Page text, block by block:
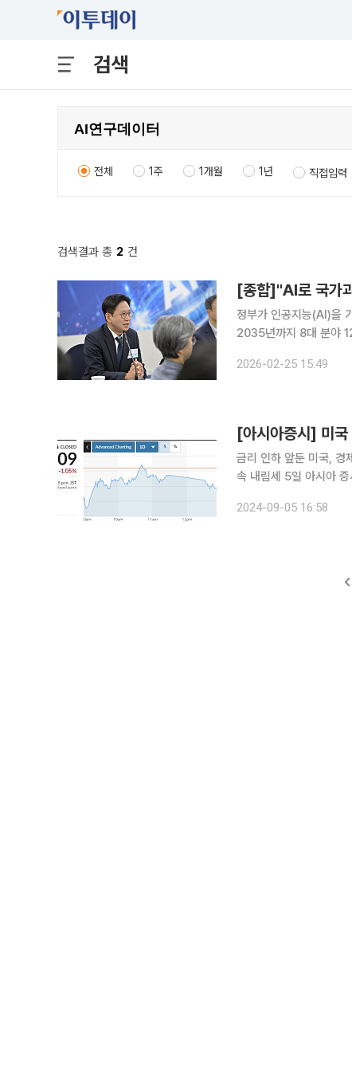
검색
전체 1주 1개월 1년 직접입력
검색결과 총 2 건
[종합]"AI로 국가
정부가 인공지능(AI)을
2035년까지 8대 분야
계를 도입한
2026-02-25 15:49
[아시아증시] 미
금리 인하 앞둔 미국, 경
속 내림세 5일 아시아 증시는 밤사이 뉴욕증시의 혼조세가 고스란히 이어졌다. 지난달 미국 고용시
2024-09-05 16:58